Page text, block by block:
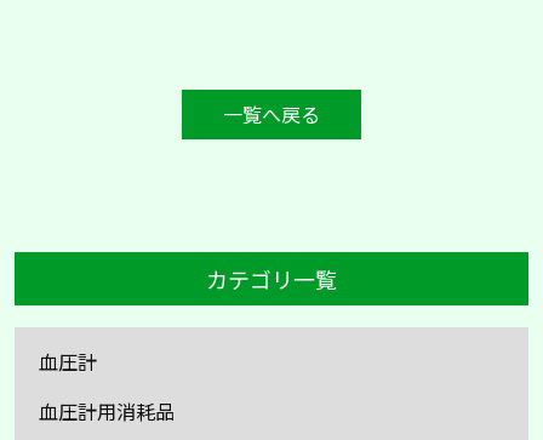
一覧へ戻る
カテゴリ一覧
血圧計
血圧計用消耗品